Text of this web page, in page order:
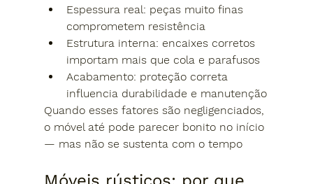
Espessura real: peças muito finas
comprometem resistência
Estrutura interna: encaixes corretos
importam mais que cola e parafusos
Acabamento: proteção correta
influencia durabilidade e manutenção
Quando esses fatores são negligenciados,
o móvel até pode parecer bonito no início
— mas não se sustenta com o tempo